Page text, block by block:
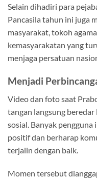
Selain dihadiri para
Pancasila tahun ini juga
masyarakat, tokoh
kemasyarakatan yang
menjaga persatuan
Menjadi
Video dan foto saat
tangan langsung
sosial. Banyak
positif dan berharap
terjalin dengan baik.
Momen tersebut